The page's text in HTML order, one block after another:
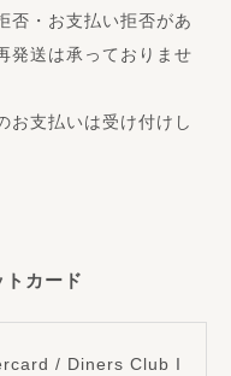
否・お支払い拒否があ
発送は承っておりませ
お支払いは受け付けし
カード
/ Diners Club I